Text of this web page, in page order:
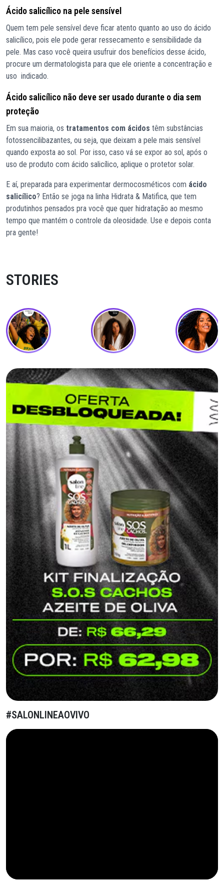
Ácido salicílico na pele sensível
Quem tem pele sensível deve ficar atento quanto ao uso do ácido
salicílico, pois ele pode gerar ressecamento e sensibilidade da
pele. Mas caso você queira usufruir dos benefícios desse ácido,
procure um dermatologista para que ele oriente a concentração e
uso indicado.
Ácido salicílico não deve ser usado durante o dia sem
proteção
Em sua maioria, os tratamentos com ácidos têm substâncias
fotossencilibazantes, ou seja, que deixam a pele mais sensível
quando exposta ao sol. Por isso, caso vá se expor ao sol, após o
uso de produto com ácido salicílico, aplique o protetor solar.
E aí, preparada para experimentar dermocosméticos com ácido
salicílico? Então se joga na linha Hidrata & Matifica, que tem
produtinhos pensados pra você que quer hidratação ao mesmo
tempo que mantém o controle da oleosidade. Use e depois conta
pra gente!
STORIES
#SALONLINEAOVIVO